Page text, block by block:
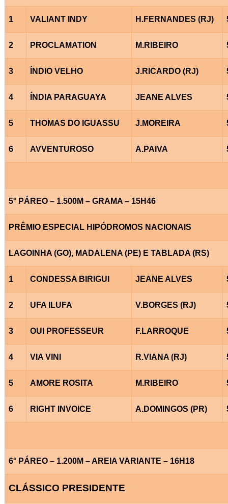
1 VALIANT INDY H.FERNANDES (RJ)
2 PROCLAMATION M.RIBEIRO
3 ÍNDIO VELHO J.RICARDO (RJ)
4 ÍNDIA PARAGUAYA JEANE ALVES
5 THOMAS DO IGUASSU J.MOREIRA
6 AVVENTUROSO A.PAIVA
5° PÁREO – 1.500M – GRAMA – 15H46
PRÊMIO ESPECIAL HIPÓDROMOS NACIONAIS
LAGOINHA (GO), MADALENA (PE) E TABLADA (RS)
1 CONDESSA BIRIGUI JEANE ALVES
2 UFA ILUFA V.BORGES (RJ)
3 OUI PROFESSEUR F.LARROQUE
4 VIA VINI R.VIANA (RJ)
5 AMORE ROSITA M.RIBEIRO
6 RIGHT INVOICE A.DOMINGOS (PR)
6° PÁREO – 1.200M – AREIA VARIANTE – 16H18
CLÁSSICO PRESIDENTE